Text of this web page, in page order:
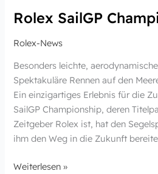
Rolex SailGP
Rolex-News
Besonders leichte,
Spektakuläre Rennen auf den
Ein einzigartiges Erlebnis für die
SailGP Championship, deren
Zeitgeber Rolex ist, hat den
ihm den Weg in die Zukunft
Weiterlesen »